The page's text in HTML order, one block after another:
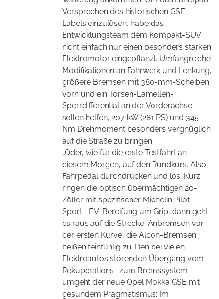
Versprechen des historischen GSE-
Labels einzulösen, habe das
Entwicklungsteam dem Kompakt-SUV
nicht einfach nur einen besonders starken
Elektromotor eingepflanzt. Umfangreiche
Modifikationen an Fahrwerk und Lenkung,
größere Bremsen mit 380-mm-Scheiben
vorn und ein Torsen-Lamellen-
Sperrdifferential an der Vorderachse
sollen helfen, 207 kW (281 PS) und 345
Nm Drehmoment besonders vergnüglich
auf die Straße zu bringen.
„Oder, wie für die erste Testfahrt an
diesem Morgen, auf den Rundkurs. Also:
Fahrpedal durchdrücken und los. Kurz
ringen die optisch übermächtigen 20-
Zöller mit spezifischer Michelin Pilot
Sport--EV-Bereifung um Grip, dann geht
es raus auf die Strecke. Anbremsen vor
der ersten Kurve, die Alcon-Bremsen
beißen feinfühlig zu. Den bei vielen
Elektroautos störenden Übergang vom
Rekuperations- zum Bremssystem
umgeht der neue Opel Mokka GSE mit
gesundem Pragmatismus: Im